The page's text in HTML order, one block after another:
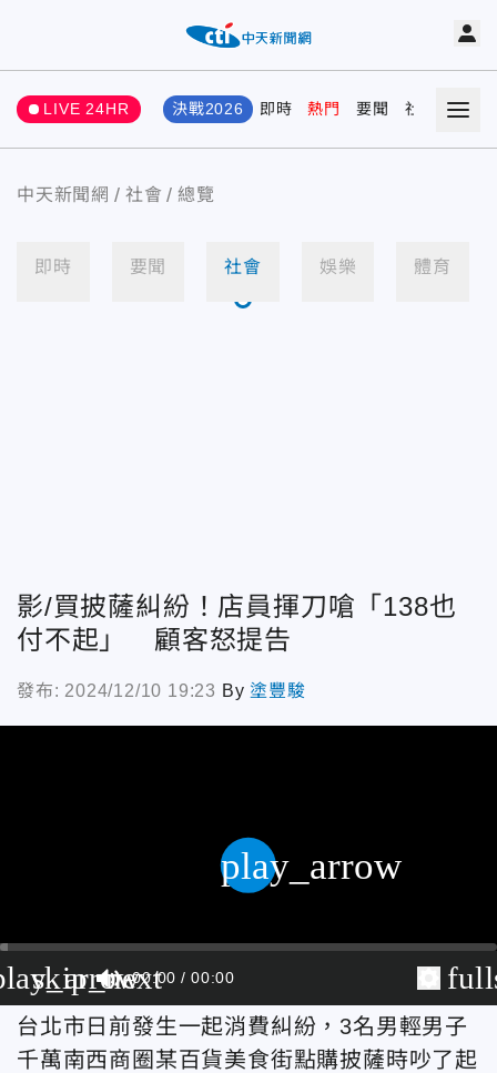
LIVE 24HR 決戰2026 即時 熱門 要聞 社會 娛樂
中天新聞網 社會 總覽
即時 要聞 社會 娛樂 體育
影/買披薩糾紛！店員揮刀嗆「138也
付不起」 顧客怒提告
發布: 2024/12/10 19:23 By 塗豐駿
skip_next
00:00 00:00
play_arrow
台北市日前發生一起消費糾紛，3名男輕男子
千萬南西商圈某百貨美食街點購披薩時吵了起